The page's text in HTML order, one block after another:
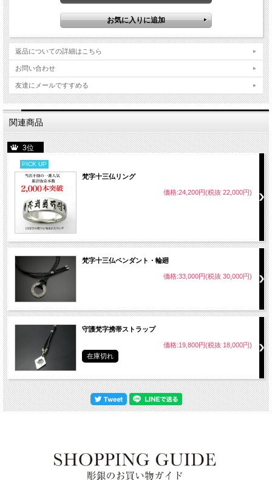
返品についての詳細はこちら
お問い合わせ
友達にメールですすめる
関連商品
3位
PICK UP
梵字十三仏リング
価格:24,200円(税抜 22,000円)
梵字十三仏ペンダント・輪廻
価格:33,000円(税抜 30,000円)
守護梵字携帯ストラップ
価格:19,800円(税抜 18,000円)
在庫切れ